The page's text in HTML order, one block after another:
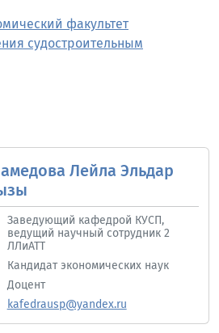
факультет
судостроительным
Лейла Эльдар
Заведующий кафедрой КУСП,
ведущий научный сотрудник 2
ЛЛиАТТ
Кандидат экономических наук
Доцент
kafedrausp@yandex.ru